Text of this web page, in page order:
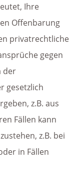
Ihre
Offenbarung
privatrechtliche
gegen
der
gesetzlich
z.B. aus
Fällen kann
z.B. bei
in Fällen